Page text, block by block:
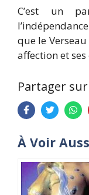
C’est un
que le
affection et
Partager
À Voir